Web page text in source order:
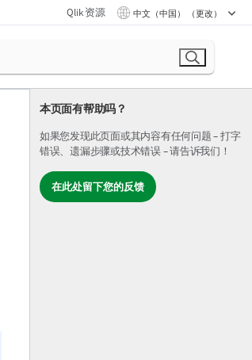
Qlik 资源 中文（中国） （更改）
本页面有帮助吗？
如果您发现此页面或其内容有任何问题 – 打字
错误、遗漏步骤或技术错误 – 请告诉我们！
在此处留下您的反馈